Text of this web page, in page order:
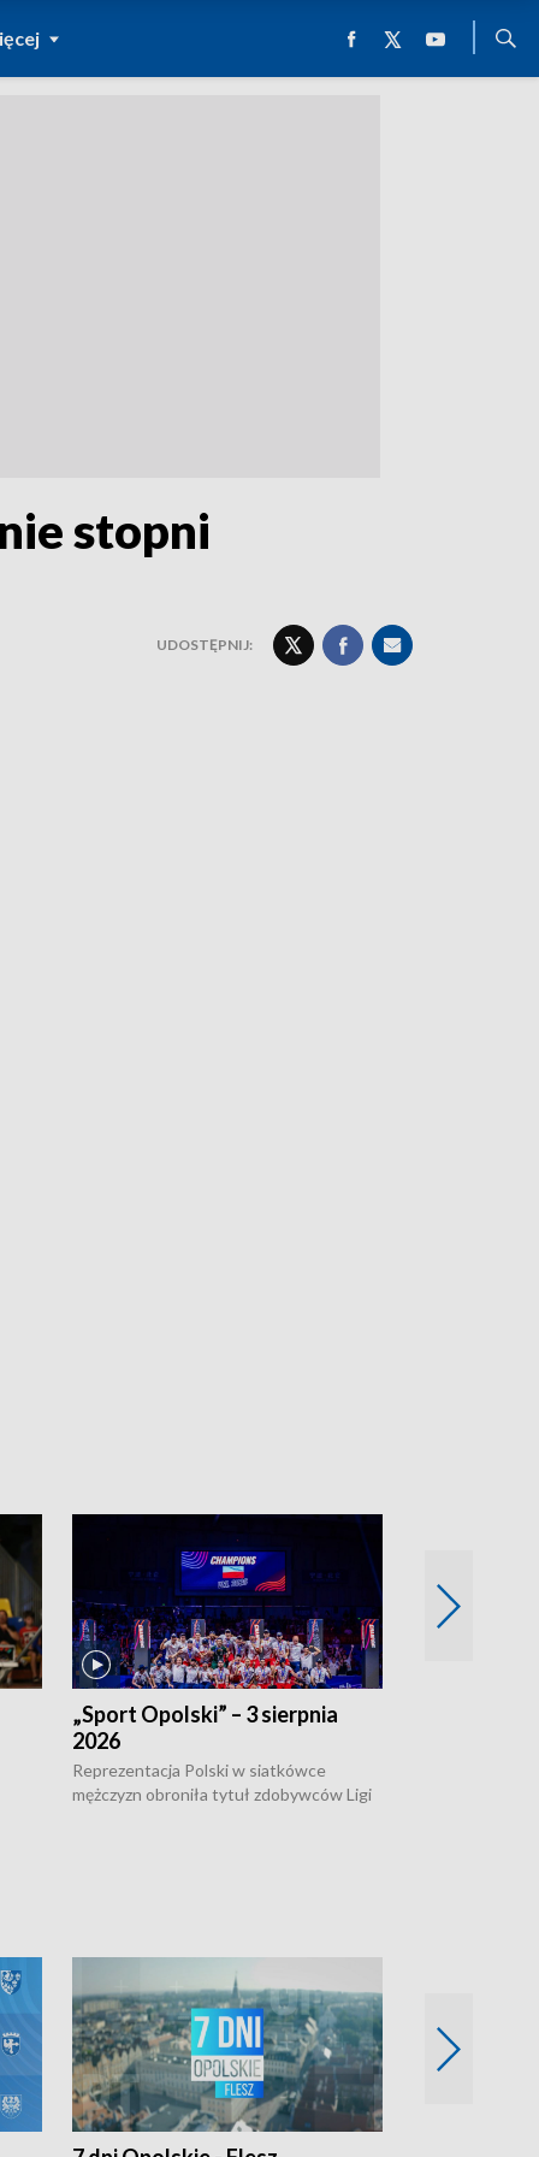
stopni
UDOSTĘPNIJ:
„Sport Opolski” – 3 sierpnia
2026
Reprezentacja Polski w siatkówce
mężczyzn obroniła tytuł zdobywców Ligi